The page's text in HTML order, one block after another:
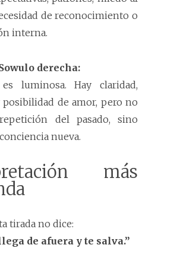
de reconocimiento o
interna.
derecha:
luminosa. Hay claridad,
posibilidad de amor, pero no
del pasado, sino
nueva.
más
tirada no dice:
de afuera y te salva.”